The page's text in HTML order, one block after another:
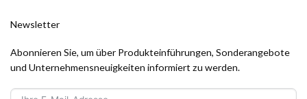
Newsletter
Abonnieren Sie, um über Produkteinführungen, Sonderangebote
und Unternehmensneuigkeiten informiert zu werden.